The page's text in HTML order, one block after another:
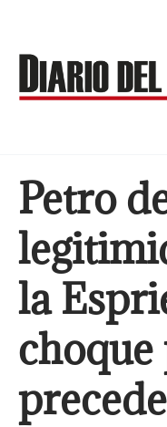
contenido
Petro
la